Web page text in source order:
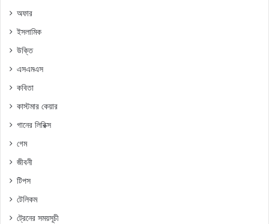
অফার
ইসলামিক
উক্তি
এসএমএস
কবিতা
কাস্টমার কেয়ার
গানের লিরিক্স
গেম
জীবনী
টিপস
টেলিকম
ট্রেনের সময়সূচী